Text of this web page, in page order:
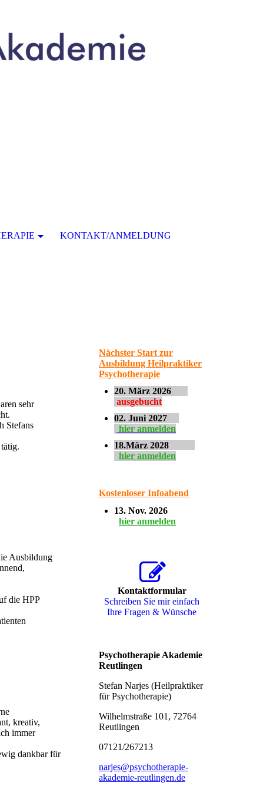
KONTAKT/ANMELDUNG
sehr
Stefans
Ausbildung
die HPP
kreativ,
immer
dankbar für
Nächster Start zur
Ausbildung Heilpraktiker
Psychotherapie
20. März 2026
ausgebucht
02. Juni 2027
hier anmelden
18.März 2028
hier anmelden
Kostenloser Infoabend
13. Nov. 2026
hier anmelden
Kontaktformular
Schreiben Sie mir einfach
Ihre Fragen & Wünsche
Psychotherapie Akademie
Reutlingen
Stefan Narjes (Heilpraktiker
für Psychotherapie)
Wilhelmstraße 101, 72764
Reutlingen
07121/267213
narjes@psychotherapie-
akademie-reutlingen.de